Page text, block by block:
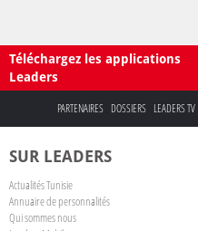
Téléchargez les applications
Leaders
PARTENAIRES DOSSIERS LEADERS TV
SUR LEADERS
Actualités Tunisie
Annuaire de personnalités
Qui sommes nous